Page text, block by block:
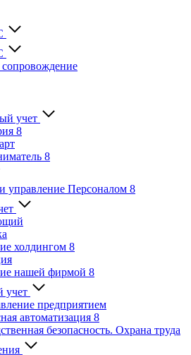
сопровождение
учет
8
8
управление Персона­лом 8
холдингом 8
нашей фирмой 8
учет
предприятием
автоматизация 8
безопасность. Охрана труда